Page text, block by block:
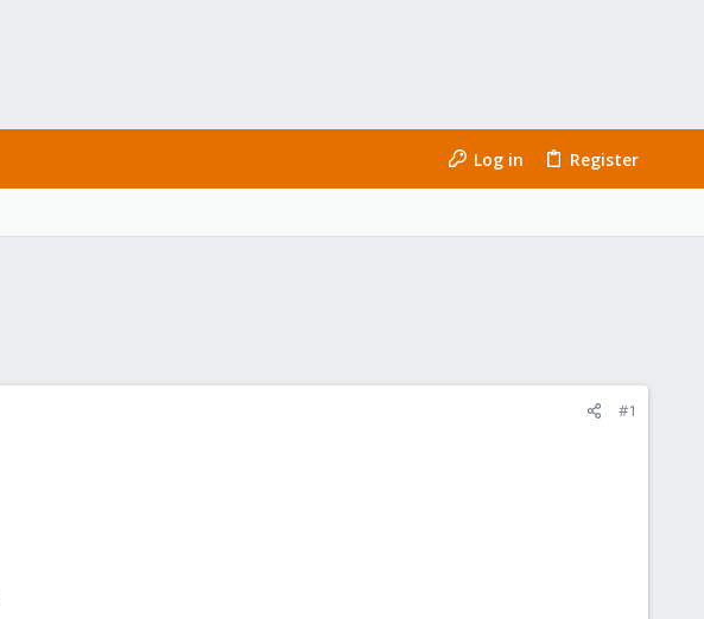
Log in Register
#1